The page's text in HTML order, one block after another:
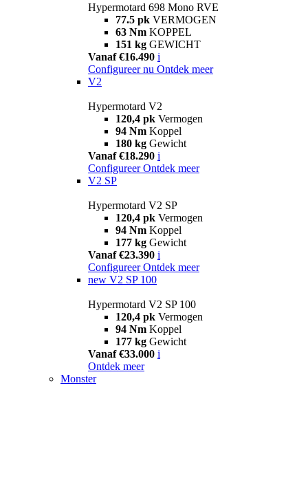
Hypermotard 698 Mono RVE
77.5 pk VERMOGEN
63 Nm KOPPEL
151 kg GEWICHT
Vanaf €16.490 i
Configureer nu Ontdek meer
V2
Hypermotard V2
120,4 pk Vermogen
94 Nm Koppel
180 kg Gewicht
Vanaf €18.290 i
Configureer Ontdek meer
V2 SP
Hypermotard V2 SP
120,4 pk Vermogen
94 Nm Koppel
177 kg Gewicht
Vanaf €23.390 i
Configureer Ontdek meer
new V2 SP 100
Hypermotard V2 SP 100
120,4 pk Vermogen
94 Nm Koppel
177 kg Gewicht
Vanaf €33.000 i
Ontdek meer
Monster